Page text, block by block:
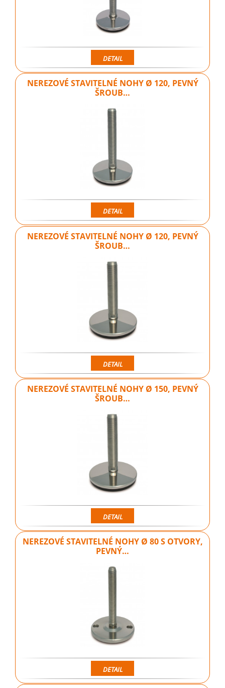
DETAIL
NEREZOVÉ STAVITELNÉ NOHY Ø 120, PEVNÝ
ŠROUB…
DETAIL
NEREZOVÉ STAVITELNÉ NOHY Ø 120, PEVNÝ
ŠROUB…
DETAIL
NEREZOVÉ STAVITELNÉ NOHY Ø 150, PEVNÝ
ŠROUB…
DETAIL
NEREZOVÉ STAVITELNÉ NOHY Ø 80 S OTVORY,
PEVNÝ…
DETAIL